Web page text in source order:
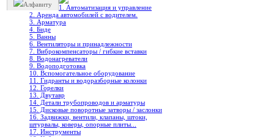
Алфавиту
1. Автоматизация и управление
2. Аренда автомобилей с водителем.
3. Арматура
4. Биде
5. Ванны
6. Вентиляторы и принадлежности
7. Виброкомпенсаторы / гибкие вставки
8. Водонагреватели
9. Водоподготовка
10. Вспомогательное оборудование
11. Гидранты и водоразборные колонки
12. Горелки
13. Двутавр
14. Детали трубопроводов и арматуры
15. Дисковые поворотные затворы / заслонки
16. Задвижки, вентили, клапаны, штоки,
штурвалы, коверы, опорные плиты...
17. Инструменты